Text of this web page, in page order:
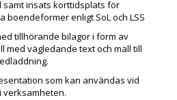
samt insats korttidsplats för
boendeformer enligt SoL och LSS
tillhörande bilagor i form av
med vägledande text och mall till
som kan användas vid
verksamheten.